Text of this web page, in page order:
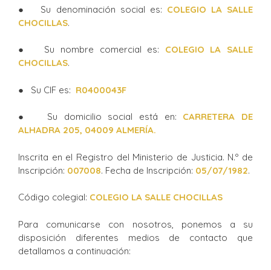
● Su denominación social es: COLEGIO LA SALLE
CHOCILLAS.
● Su nombre comercial es: COLEGIO LA SALLE
CHOCILLAS.
● Su CIF es: R0400043F
● Su domicilio social está en: CARRETERA DE
ALHADRA 205, 04009 ALMERÍA.
Inscrita en el Registro del Ministerio de Justicia. N.º de
Inscripción: 007008. Fecha de Inscripción: 05/07/1982.
Código colegial: COLEGIO LA SALLE CHOCILLAS
Para comunicarse con nosotros, ponemos a su
disposición diferentes medios de contacto que
detallamos a continuación: